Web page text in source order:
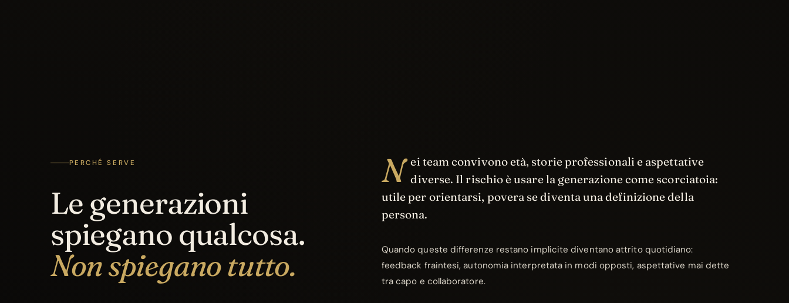
PERCHÉ SERVE
Le generazioni
spiegano qualcosa.
Non spiegano tutto.
N ei team convivono età, storie professionali e aspettative
diverse. Il rischio è usare la generazione come scorciatoia:
utile per orientarsi, povera se diventa una definizione della
persona.
Quando queste differenze restano implicite diventano attrito quotidiano:
feedback fraintesi, autonomia interpretata in modi opposti, aspettative mai dette
tra capo e collaboratore.